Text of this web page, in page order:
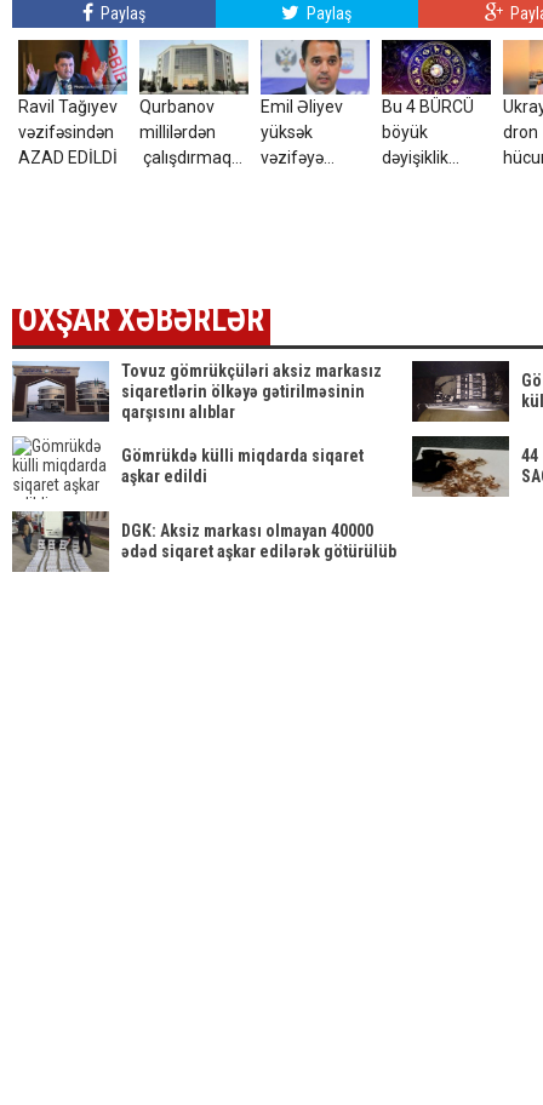
Paylaş Paylaş
Ravil Tağıyev
vəzifəsindən
AZAD EDİLDİ
Qurbanov
millilərdən
çalışdırmaq
Emil Əliyev
yüksək
vəzifəyə
Bu 4 BÜRCÜ
böyük
dəyişiklik
dron
OXŞAR XƏBƏRLƏR
Tovuz gömrükçüləri aksiz markasız
siqaretlərin ölkəyə gətirilməsinin
qarşısını alıblar
Gömrükdə külli miqdarda siqaret
aşkar edildi
44
DGK: Aksiz markası olmayan 40000
ədəd siqaret aşkar edilərək götürülüb